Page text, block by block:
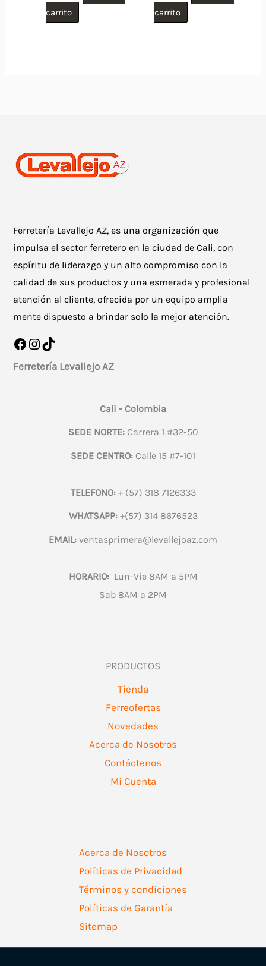
carrito
carrito
Ferretería Levallejo AZ, es una organización que
impulsa el sector ferretero en la ciudad de Cali, con
espíritu de liderazgo y un alto compromiso con la
calidad de sus productos y una esmerada y profesional
atención al cliente, ofrecida por un equipo amplia
mente dispuesto a brindar solo la mejor atención.
Facebook
Instagram
TikTok
Ferretería Levallejo AZ
Cali - Colombia
SEDE NORTE:Carrera 1 #32-50
SEDE CENTRO: Calle 15 #7-101
TELEFONO:+ (57) 318 7126333
WHATSAPP:+(57) 314 8676523
EMAIL: ventasprimera@levallejoaz.com
HORARIO:Lun-Vie 8AM a 5PM
Sab 8AM a 2PM
PRODUCTOS
Tienda
Ferreofertas
Novedades
Acerca de Nosotros
Contáctenos
Mi Cuenta
Acerca de Nosotros
Políticas de Privacidad
Términos y condiciones
Políticas de Garantía
Sitemap